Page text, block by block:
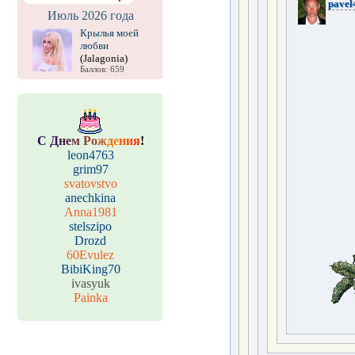
Июль 2026 года
Крылья моей
любви
(Jalagonia)
Баллов: 659
С Днем Рождения!
leon4763
grim97
svatovstvo
anechkina
Anna1981
stelszipo
Drozd
60Evulez
BibiKing70
ivasyuk
Painka